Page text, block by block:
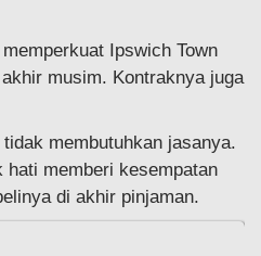
Ipswich Town
musim. Kontraknya juga
membutuhkan jasanya.
hati memberi kesempatan
di akhir pinjaman.